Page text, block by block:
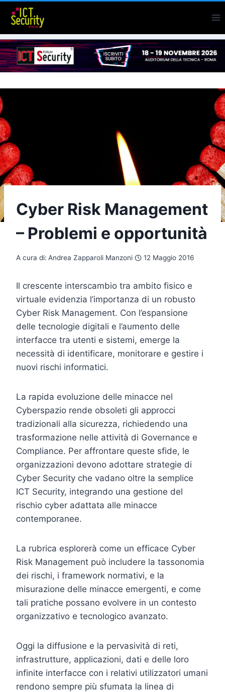
Salta
contenuto
Cyber Risk Management
– Problemi e opportunità
A cura di: Andrea Zapparoli Manzoni 12 Maggio 2016
Il crescente interscambio tra ambito fisico e
virtuale evidenzia l’importanza di un robusto
Cyber Risk Management. Con l’espansione
delle tecnologie digitali e l’aumento delle
interfacce tra utenti e sistemi, emerge la
necessità di identificare, monitorare e gestire i
nuovi rischi informatici.
La rapida evoluzione delle minacce nel
Cyberspazio rende obsoleti gli approcci
tradizionali alla sicurezza, richiedendo una
trasformazione nelle attività di Governance e
Compliance. Per affrontare queste sfide, le
organizzazioni devono adottare strategie di
Cyber Security che vadano oltre la semplice
ICT Security, integrando una gestione del
rischio cyber adattata alle minacce
contemporanee.
La rubrica esplorerà come un efficace Cyber
Risk Management può includere la tassonomia
dei rischi, i framework normativi, e la
misurazione delle minacce emergenti, e come
tali pratiche possano evolvere in un contesto
organizzativo e tecnologico avanzato.
Oggi la diffusione e la pervasività di reti,
infrastrutture, applicazioni, dati e delle loro
infinite interfacce con i relativi utilizzatori umani
rendono sempre più sfumata la linea di